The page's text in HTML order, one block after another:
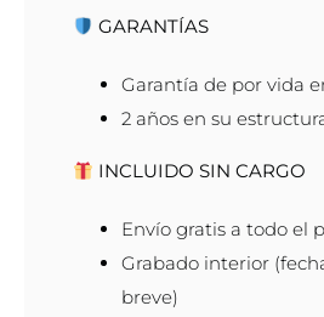
diamante
0.5
cantidad
GARANTÍAS
Garantía de por vida
2 años en su
INCLUIDO SIN CARGO
Envío gratis a todo el
Grabado interior
breve)